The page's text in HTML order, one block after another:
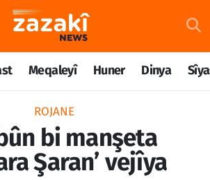
Meqaleyî Huner Dinya
ROJANE
bi manşeta
Şaran’ vejîya